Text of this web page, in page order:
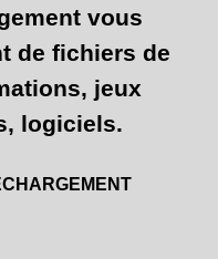
vous
de fichiers de
jeux
logiciels.